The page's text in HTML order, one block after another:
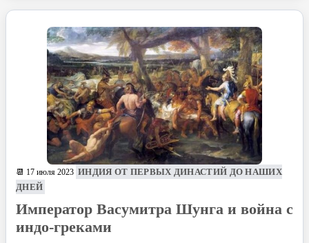
📆 17 июля 2023 ИНДИЯ ОТ ПЕРВЫХ ДИНАСТИЙ ДО НАШИХ
ДНЕЙ
Император Васумитра Шунга и война с
индо-греками